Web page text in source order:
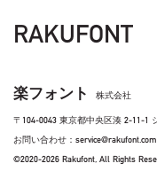
RAKUFONT
楽フォント 株式会社
〒104-0043 東京都中央区湊 2-
お問い合わせ：service@rakufont.com
©2020-2026 Rakufont, All Rights